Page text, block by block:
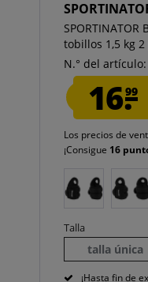
tobillos 1,5 kg 2
N.° del artículo:
16.99
Los precios de
¡Consigue 16
Talla
talla única
¡Hasta fin de